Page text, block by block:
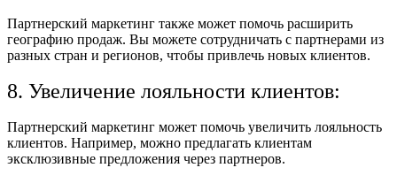
Партнерский маркетинг также может помочь расширить
географию продаж. Вы можете сотрудничать с партнерами из
разных стран и регионов, чтобы привлечь новых клиентов.
8. Увеличение лояльности клиентов:
Партнерский маркетинг может помочь увеличить лояльность
клиентов. Например, можно предлагать клиентам
эксклюзивные предложения через партнеров.